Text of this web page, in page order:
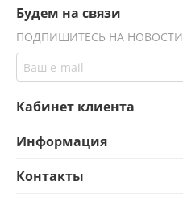
Будем на связи
ПОДПИШИТЕСЬ НА НОВОСТИ
Кабинет клиента
Информация
Контакты